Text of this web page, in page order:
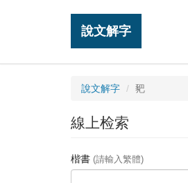
說文解字
說文解字 豝
線上检索
楷書 (請輸入繁體)